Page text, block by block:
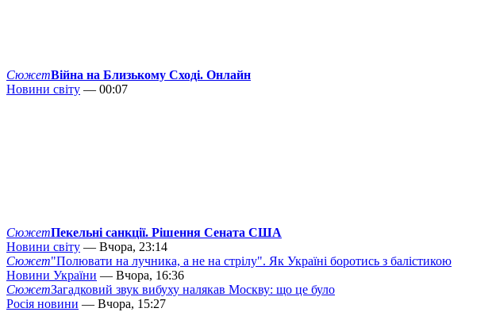
СюжетВійна на Близькому Сході. Онлайн
Новини світу — 00:07
СюжетПекельні санкції. Рішення Сената США
Новини світу — Вчора, 23:14
Сюжет"Полювати на лучника, а не на стрілу". Як Україні боротись з балістикою
Новини України — Вчора, 16:36
СюжетЗагадковий звук вибуху налякав Москву: що це було
Росія новини — Вчора, 15:27